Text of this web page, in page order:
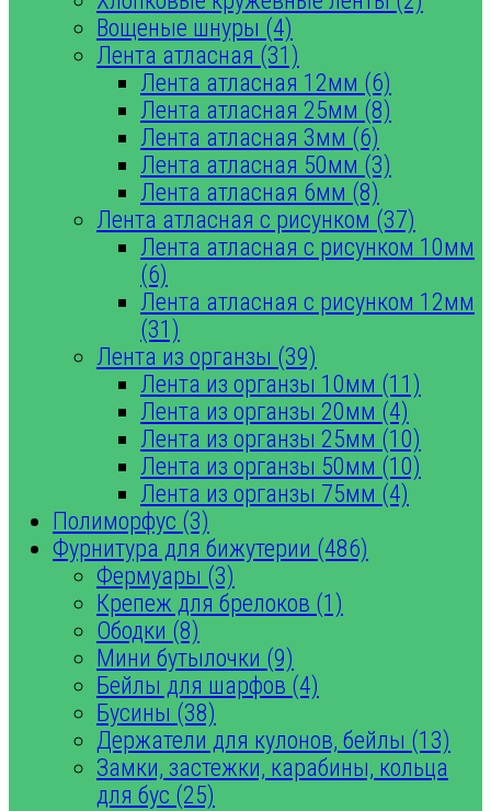
Вощеные шнуры (4)
Лента атласная (31)
Лента атласная 12мм (6)
Лента атласная 25мм (8)
Лента атласная 3мм (6)
Лента атласная 50мм (3)
Лента атласная 6мм (8)
Лента атласная с рисунком (37)
Лента атласная с рисунком 10мм
(6)
Лента атласная с рисунком 12мм
(31)
Лента из органзы (39)
Лента из органзы 10мм (11)
Лента из органзы 20мм (4)
Лента из органзы 25мм (10)
Лента из органзы 50мм (10)
Лента из органзы 75мм (4)
Полиморфус (3)
Фурнитура для бижутерии (486)
Фермуары (3)
Крепеж для брелоков (1)
Ободки (8)
Мини бутылочки (9)
Бейлы для шарфов (4)
Бусины (38)
Держатели для кулонов, бейлы (13)
Замки, застежки, карабины, кольца
для бус (25)